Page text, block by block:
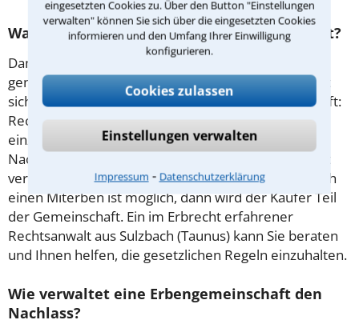
eingesetzten Cookies zu. Über den Button "Einstellungen
verwalten" können Sie sich über die eingesetzten Cookies
informieren und den Umfang Ihrer Einwilligung
konfigurieren.
Cookies zulassen
Einstellungen verwalten
Impressum ⁃ Datenschutzerklärung
Was bedeutet der Begriff Erbengemeinschaft?
Damit ist eine Gruppe von Personen gemeint, die
gemeinsam Erben eines Nachlasses sind. Es handelt
sich um eine sogenannte Gesamthandsgemeinschaft:
Rechte am Nachlass bestehen nur gemeinsam. Die
einzelnen Miterben können also nicht über einzelne
Nachlassgegenstände oder Bruchteile der Erbschaft
verfügen. Ein Verkauf des jeweiligen Erbanteils durch
einen Miterben ist möglich, dann wird der Käufer Teil
der Gemeinschaft. Ein im Erbrecht erfahrener
Rechtsanwalt aus Sulzbach (Taunus) kann Sie beraten
und Ihnen helfen, die gesetzlichen Regeln einzuhalten.
Wie verwaltet eine Erbengemeinschaft den
Nachlass?